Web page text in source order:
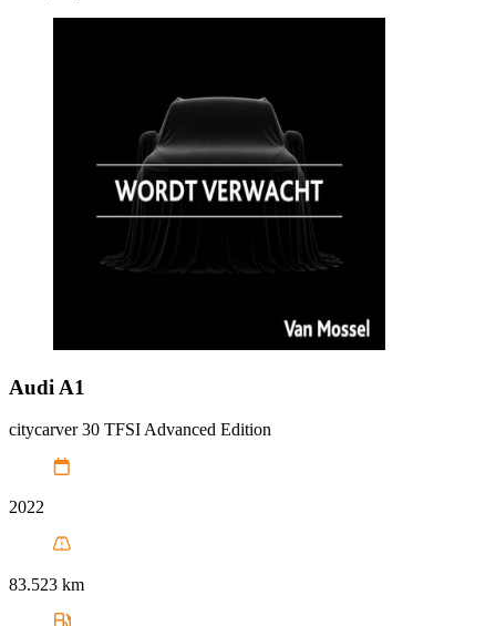
Audi A1
citycarver 30 TFSI Advanced Edition
2022
83.523 km